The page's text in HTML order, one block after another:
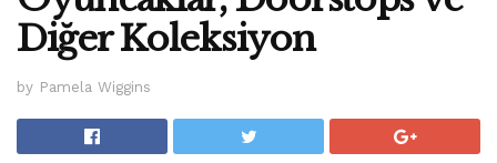
Diğer Koleksiyon
by Pamela Wiggins